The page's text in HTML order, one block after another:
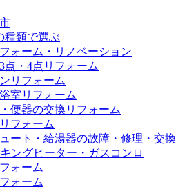
種類で選ぶ
ォーム・リノベーション
点・4点リフォーム
リフォーム
室リフォーム
便器の交換リフォーム
フォーム
ート・給湯器の故障・修理・交換
ングヒーター・ガスコンロ
ォーム
ォーム